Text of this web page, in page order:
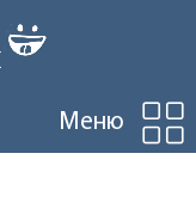
Меню